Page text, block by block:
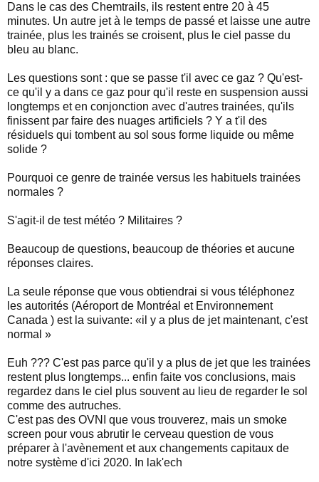
Dans le cas des Chemtrails, ils restent entre 20 à 45
minutes. Un autre jet à le temps de passé et laisse une autre
trainée, plus les trainés se croisent, plus le ciel passe du
bleu au blanc.
Les questions sont : que se passe t'il avec ce gaz ? Qu'est-
ce qu'il y a dans ce gaz pour qu'il reste en suspension aussi
longtemps et en conjonction avec d'autres trainées, qu'ils
finissent par faire des nuages artificiels ? Y a t'il des
résiduels qui tombent au sol sous forme liquide ou même
solide ?
Pourquoi ce genre de trainée versus les habituels trainées
normales ?
S'agit-il de test météo ? Militaires ?
Beaucoup de questions, beaucoup de théories et aucune
réponses claires.
La seule réponse que vous obtiendrai si vous téléphonez
les autorités (Aéroport de Montréal et Environnement
Canada ) est la suivante: «il y a plus de jet maintenant, c'est
normal »
Euh ??? C'est pas parce qu'il y a plus de jet que les trainées
restent plus longtemps... enfin faite vos conclusions, mais
regardez dans le ciel plus souvent au lieu de regarder le sol
comme des autruches.
C'est pas des OVNI que vous trouverez, mais un smoke
screen pour vous abrutir le cerveau question de vous
préparer à l'avènement et aux changements capitaux de
notre système d'ici 2020. In lak'ech